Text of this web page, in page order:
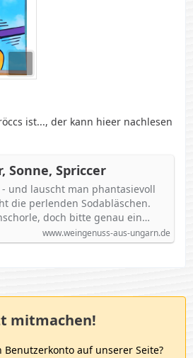
ist..., der kann hieer nachlesen
Sonne, Spriccer
und lauscht man phantasievoll
die perlenden Sodabläschen.
doch bitte genau ein…
www.weingenuss-aus-ungarn.de
mitmachen!
Benutzerkonto auf unserer Seite?